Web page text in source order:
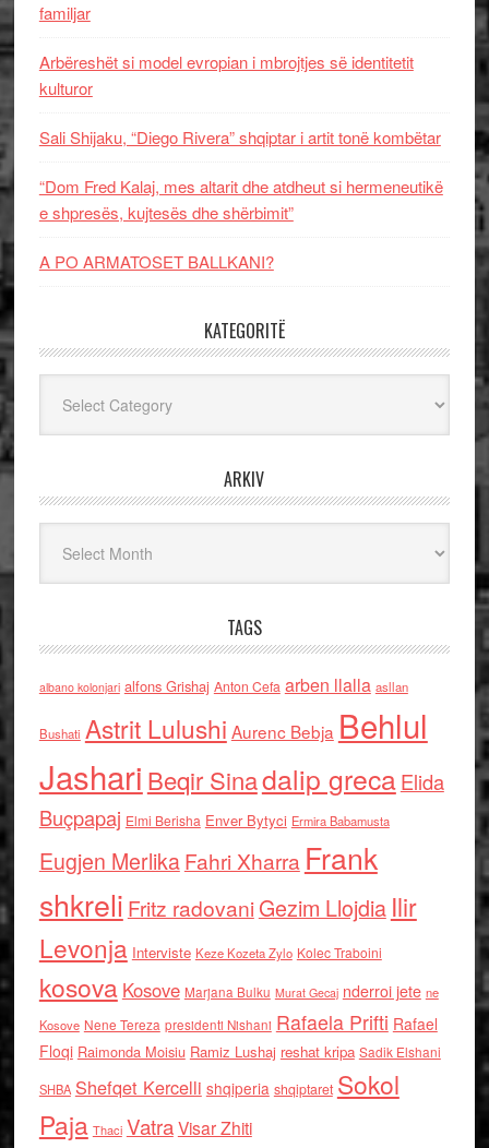
familjar
Arbëreshët si model evropian i mbrojtjes së identitetit
kulturor
Sali Shijaku, “Diego Rivera” shqiptar i artit tonë kombëtar
“Dom Fred Kalaj, mes altarit dhe atdheut si hermeneutikë
e shpresës, kujtesës dhe shërbimit”
A PO ARMATOSET BALLKANI?
KATEGORITË
ARKIV
TAGS
albano kolonjari alfons Grishaj Anton Cefa arben llalla asllan
Bushati Astrit Lulushi Aurenc Bebja Behlul
Jashari Beqir Sinadalip grecaElida
Buçpapaj Elmi Berisha Enver Bytyci Ermira Babamusta
Eugjen MerlikaFahri Xharra Frank
shkreli Fritz radovaniGezim Llojdia Ilir
Levonja Interviste Keze Kozeta Zylo Kolec Traboini
kosova Kosove Marjana Bulku Murat Gecaj nderroi jete ne
Kosove Nene Tereza presidenti Nishani Rafaela Prifti Rafael
Floqi Raimonda Moisiu Ramiz Lushaj reshat kripa Sadik Elshani
SHBA Shefqet Kercelli shqiperia shqiptaret Sokol
Paja Thaci VatraVisar Zhiti